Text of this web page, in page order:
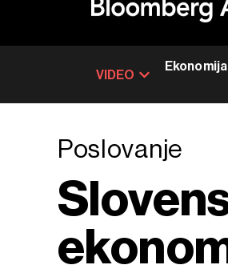
VIDEO
Ekonomija
Poslovanje